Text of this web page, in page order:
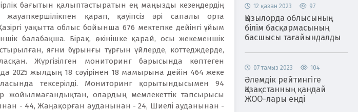
бағытын қалыптастыратын ең маңызды кезеңдердің
қарап, қауіпсіз әрі сапалы орта
уақытта облыс бойынша 676 мектепке дейінгі ұйым
балабақша. Бірақ, өкінішке қарай, осы жекеменшік
яғни бұрынғы тұрғын үйлерде, коттедждерде,
Жүргізілген мониторинг барысында көптеген
2025 жылдың 18 сәуірінен 18 мамырына дейін 464 жеке
тексерілді. Мониторинг қорытындысымен 94
жойылмағандықтан, олардың мемлекеттік тапсырысы
- 44, Жаңақорған ауданынан - 24, Шиелі ауданынан -
12 қазан 2023 97
Қызылорда облысының
білім басқармасының
басшысы тағайындалды
07 тамыз 2023 104
Әлемдік рейтингіге
Қазақстанның қандай
ЖОО-лары енді